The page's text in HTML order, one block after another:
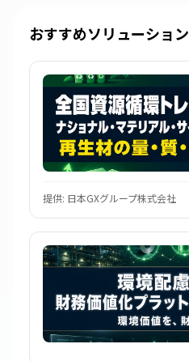
おすすめソリューション
提供: 日本GXグループ株式会社